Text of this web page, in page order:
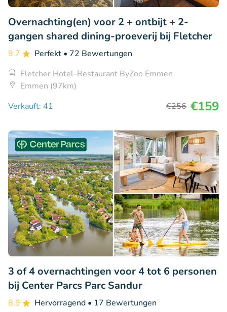
Overnachting(en) voor 2 + ontbijt + 2-
gangen shared dining-proeverij bij Fletcher
9.7 Perfekt • 72 Bewertungen
Fletcher Hotel-Restaurant ByZoo Emmen
Emmen (97km)
Verkauft: 41
€256 €159
3 of 4 overnachtingen voor 4 tot 6 personen
bij Center Parcs Parc Sandur
8.9 Hervorragend • 17 Bewertungen